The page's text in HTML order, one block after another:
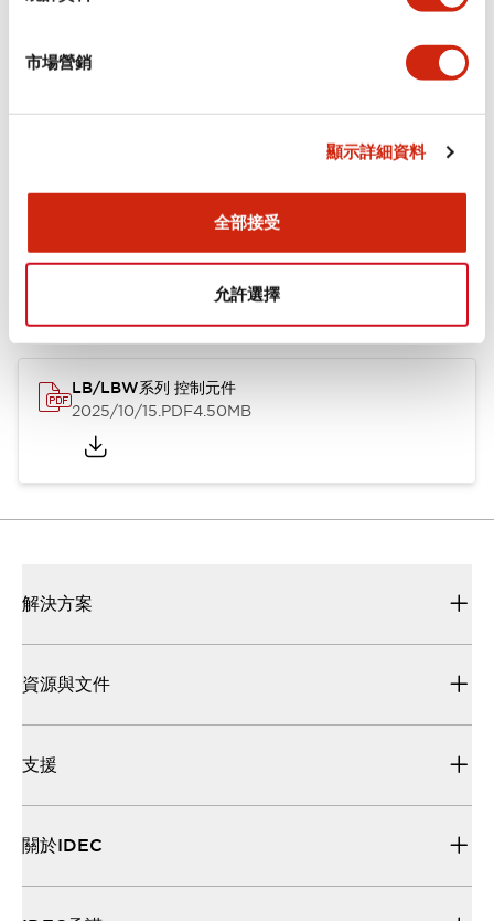
市場營銷
顯示詳細資料
全部接受
允許選擇
技術文件
LB/LBW系列 控制元件
2025/10/15.PDF4.50MB
解決方案
資源與文件
支援
關於IDEC